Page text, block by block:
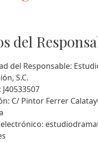
del
del Responsable:
S.C.
J40533507
C/ Pintor Ferrer